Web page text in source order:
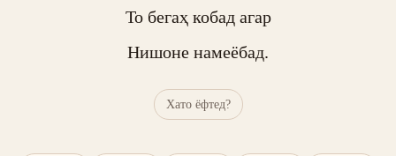
То бегаҳ кобад агар
Нишоне намеёбад.
Хато ёфтед?